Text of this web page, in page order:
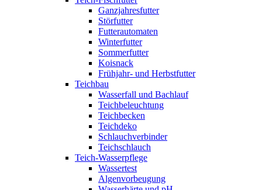
Ganzjahresfutter
Störfutter
Futterautomaten
Winterfutter
Sommerfutter
Koisnack
Frühjahr- und Herbstfutter
Teichbau
Wasserfall und Bachlauf
Teichbeleuchtung
Teichbecken
Teichdeko
Schlauchverbinder
Teichschlauch
Teich-Wasserpflege
Wassertest
Algenvorbeugung